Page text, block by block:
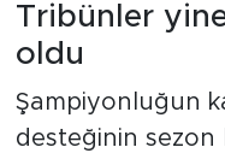
Tribünler yine
oldu
Şampiyonluğun
desteğinin sezon